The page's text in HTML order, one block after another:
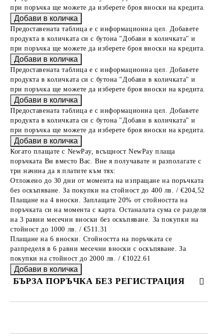
при поръчка ще можете да изберете броя вноски на кредита.
Предоставената таблица е с информационна цел. Добавете
продукта в количката си с бутона "Добави в количката" и
при поръчка ще можете да изберете броя вноски на кредита.
Предоставената таблица е с информационна цел. Добавете
продукта в количката си с бутона "Добави в количката" и
при поръчка ще можете да изберете броя вноски на кредита.
Предоставената таблица е с информационна цел. Добавете
продукта в количката си с бутона "Добави в количката" и
при поръчка ще можете да изберете броя вноски на кредита.
Когато плащате с NewPay, всъщност NewPay плаща
поръчката Ви вместо Вас. Вие я получавате и разполагате с
три начина да я платите към тях:
Отложено до 30 дни от момента на изпращане на поръчката
без оскъпяване. За покупки на стойност до 400 лв. / €204,52
Плащане на 4 вноски. Заплащате 20% от стойността на
поръчката си на момента с карта. Останалата сума се разделя
на 3 равни месечни вноски без оскъпяване. За покупки на
стойност до 1000 лв. / €511.31
Плащане на 6 вноски. Стойността на поръчката се
разпределя в 6 равни месечни вноски с оскъпяване. За
покупки на стойност до 2000 лв. / €1022.61
БЪРЗА ПОРЪЧКА БЕЗ РЕГИСТРАЦИЯ